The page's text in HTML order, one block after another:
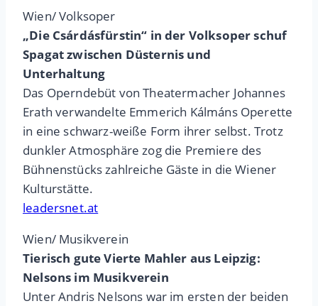
Wien/ Volksoper
„Die Csárdásfürstin“ in der Volksoper schuf
Spagat zwischen Düsternis und
Unterhaltung
Das Operndebüt von Theatermacher Johannes
Erath verwandelte Emmerich Kálmáns Operette
in eine schwarz-weiße Form ihrer selbst. Trotz
dunkler Atmosphäre zog die Premiere des
Bühnenstücks zahlreiche Gäste in die Wiener
Kulturstätte.
leadersnet.at
Wien/ Musikverein
Tierisch gute Vierte Mahler aus Leipzig:
Nelsons im Musikverein
Unter Andris Nelsons war im ersten der beiden